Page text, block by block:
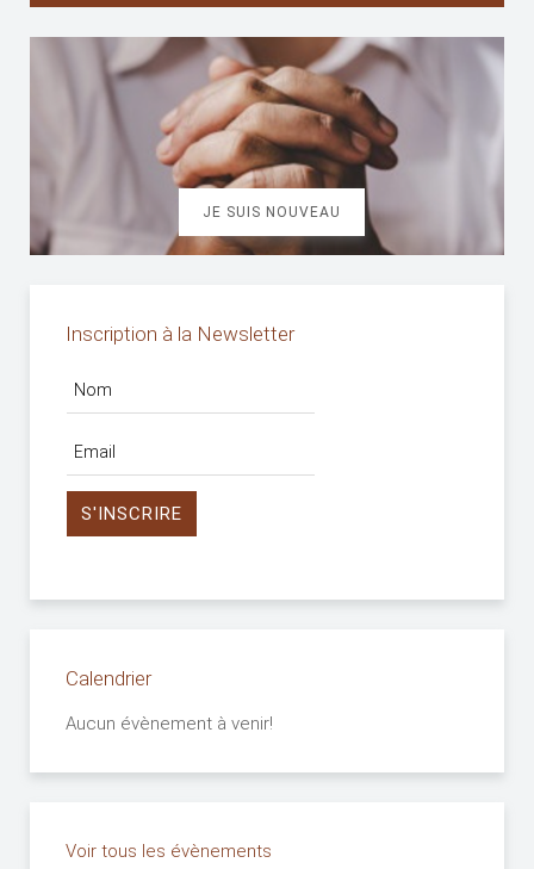
JE SUIS NOUVEAU
Inscription à la Newsletter
Calendrier
Aucun évènement à venir!
Voir tous les évènements